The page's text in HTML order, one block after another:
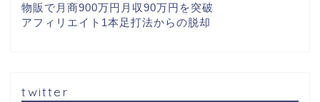
物販で月商900万円月収90万円を突破
アフィリエイト1本足打法からの脱却
twitter